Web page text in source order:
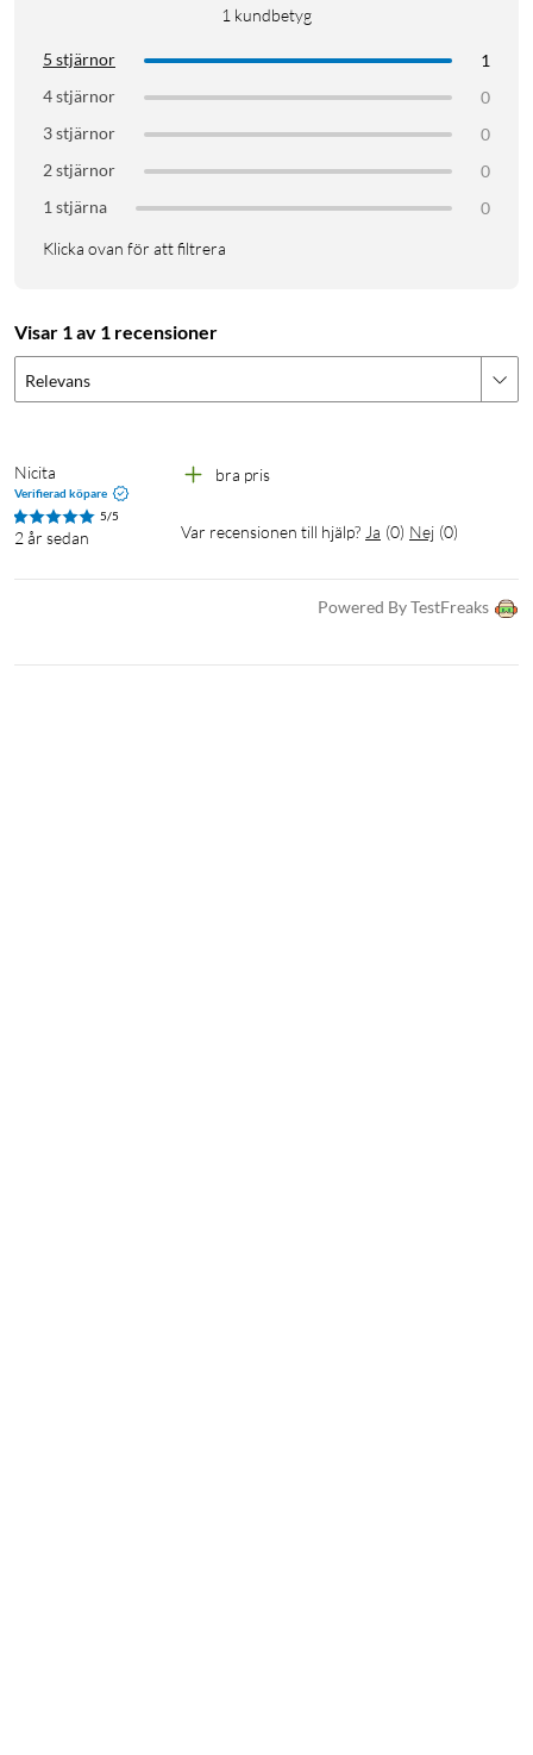
1 kundbetyg
5 stjärnor
1
4 stjärnor
0
3 stjärnor
0
2 stjärnor
0
1 stjärna
0
Klicka ovan för att filtrera
Visar 1 av 1 recensioner
Relevans
Nicita
Verifierad köpare
5/5
2 år sedan
bra pris
Var recensionen till hjälp? Ja (0) Nej (0)
Powered By TestFreaks